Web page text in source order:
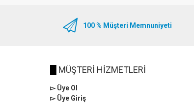
100 % Müşteri Memnuniyeti
MÜŞTERİ HİZMETLERİ
▻ Üye Ol
▻ Üye Giriş